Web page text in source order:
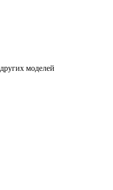
других моделей